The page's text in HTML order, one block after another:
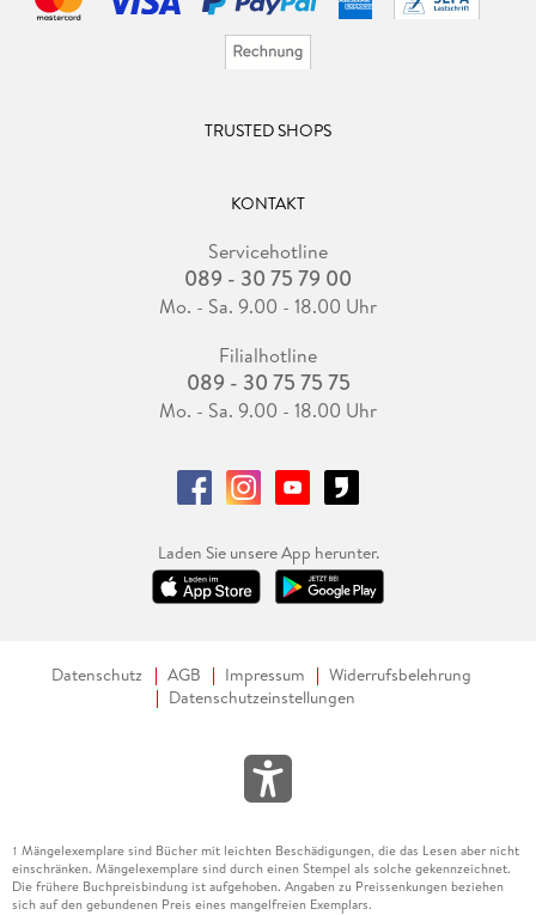
TRUSTED SHOPS
KONTAKT
Servicehotline
089 - 30 75 79 00
Mo. - Sa. 9.00 - 18.00 Uhr
Filialhotline
089 - 30 75 75 75
Mo. - Sa. 9.00 - 18.00 Uhr
Laden Sie unsere App herunter.
Datenschutz AGB Impressum
Widerrufsbelehrung
Datenschutzeinstellungen
1 Mängelexemplare sind Bücher mit leichten Beschädigungen, die das Lesen aber nicht
einschränken. Mängelexemplare sind durch einen Stempel als solche gekennzeichnet.
Die frühere Buchpreisbindung ist aufgehoben. Angaben zu Preissenkungen beziehen
sich auf den gebundenen Preis eines mangelfreien Exemplars.